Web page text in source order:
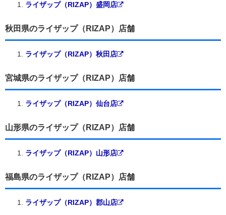
ライザップ（RIZAP）盛岡店
秋田県のライザップ（RIZAP）店舗
ライザップ（RIZAP）秋田店
宮城県のライザップ（RIZAP）店舗
ライザップ（RIZAP）仙台店
山形県のライザップ（RIZAP）店舗
ライザップ（RIZAP）山形店
福島県のライザップ（RIZAP）店舗
ライザップ（RIZAP）郡山店